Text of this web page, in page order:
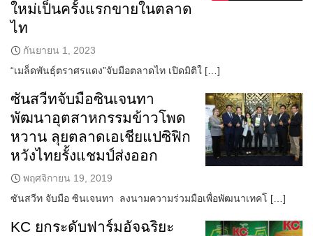
ใหม่เป็นครั้งแรกขายในตลาด
ไท
กันยายน 1, 2023
“เมล็ดพันธุ์ตราศรแดง”จับมือตลาดไท เปิดมิติใ […]
ซันสวีทจับมือซินเจนทา
พัฒนาอุตสาหกรรมข้าวโพด
หวาน ลุยตลาดเอเชียแปซิฟิก
หวังไทยรั้งแชมป์ส่งออก
พฤศจิกายน 19, 2019
ซันสวีท จับมือ ซินเจนทา ลงนามความร่วมมือเพื่อพัฒนาเทคโ […]
KC ยกระดับฟาร์มอัจฉริยะ